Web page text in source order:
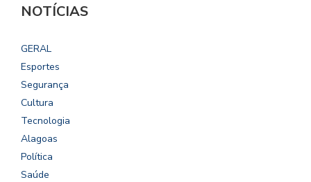
NOTÍCIAS
GERAL
Esportes
Segurança
Cultura
Tecnologia
Alagoas
Política
Saúde